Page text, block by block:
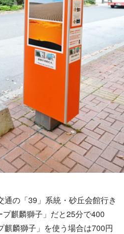
通の「39」系統・砂丘会館行き
麒麟獅子」だと25分で400
麒麟獅子」を使う場合は700円